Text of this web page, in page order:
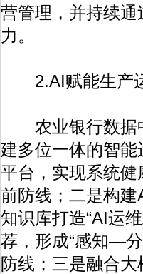
营管理，并持续
力。
2.AI赋能生产
农业银行数据中
建多位一体的智
平台，实现系统
前防线；二是构
知识库打造“AI运
荐，形成“感知—
防线；三是融合